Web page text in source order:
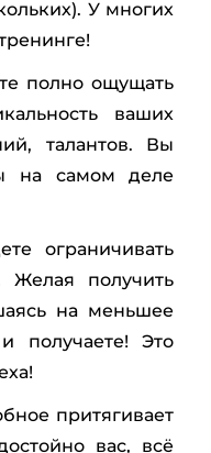
У многих
полно ощущать
ваших
талантов. Вы
на самом деле
ограничивать
получить
на меньшее
Это
притягивает
вас, всё